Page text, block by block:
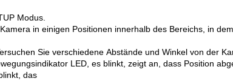
Modus.
in einigen Positionen innerhalb des Bereichs, in
Sie verschiedene Abstände und Winkel von der
LED, es blinkt, zeigt an, dass Position
das